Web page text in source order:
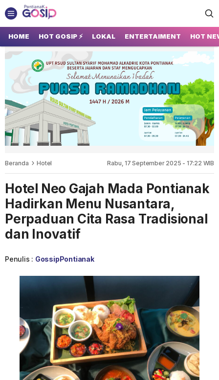
GOSIP PONTIANAK
Tempatnya Gosip Terupdate Pontianak
HOME HOT GOSIP ⚡ LOKAL ENTERTAIMENT HOT
Beranda Hotel Rabu, 17 September 2025 - 17:22 WIB
Hotel Neo Gajah Mada Pontianak
Hadirkan Menu Nusantara,
Perpaduan Cita Rasa Tradisional
dan Inovatif
Penulis : GossipPontianak